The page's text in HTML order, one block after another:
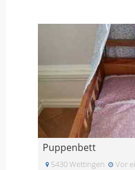
Puppenbett
5430 Wettingen Vor